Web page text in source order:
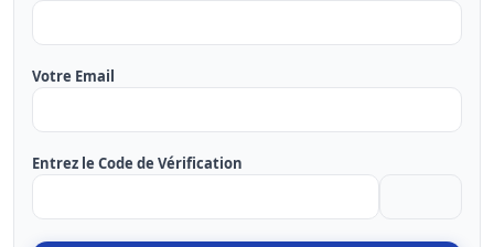
Votre Email
Entrez le Code de Vérification